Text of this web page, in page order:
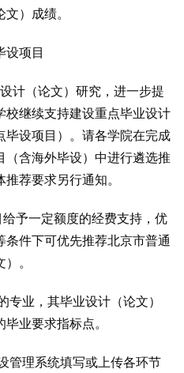
）成绩。
设项目
计（论文）研究，进一步提
校继续支持建设重点毕业设计
毕设项目）。请各学院在完成
含海外毕设）中进行遴选推
荐要求另行通知。
予一定额度的经费支持，优
条件下可优先推荐北京市普通
。
专业，其毕业设计（论文）
业要求指标点。
管理系统填写或上传各环节